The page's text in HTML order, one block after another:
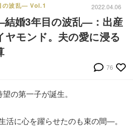
の波乱— Vol.1 2022.04.06
婚3年目の波乱—：出産
ヤモンド。夫の愛に浸る
76
の第一子が誕生。
活に心を躍らせたのも束の間―。